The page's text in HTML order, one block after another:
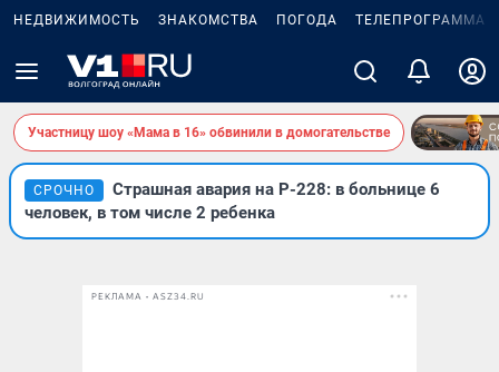
НЕДВИЖИМОСТЬ ЗНАКОМСТВА ПОГОДА ТЕЛЕПРОГРАММА
Участницу шоу «Мама в 16» обвинили в домогательстве
СРОЧНО
Страшная авария на Р-228: в больнице 6
человек, в том числе 2 ребенка
РЕКЛАМА • ASZ34.RU